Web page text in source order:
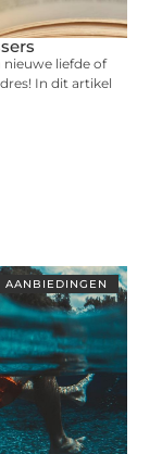
nieuwe liefde of
In dit artikel
AANBIEDINGEN